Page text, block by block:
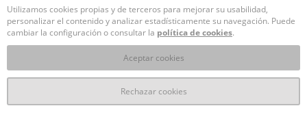
Utilizamos cookies propias y de terceros para mejorar su usabilidad,
personalizar el contenido y analizar estadísticamente su navegación. Puede
cambiar la configuración o consultar la política de cookies.
Aceptar cookies
Rechazar cookies